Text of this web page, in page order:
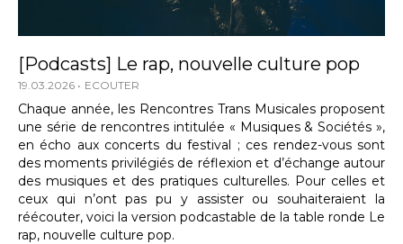
[Podcasts] Le rap, nouvelle culture pop
19.03.2026 ECOUTER
Chaque année, les Rencontres Trans Musicales proposent
une série de rencontres intitulée « Musiques & Sociétés »,
en écho aux concerts du festival ; ces rendez-vous sont
des moments privilégiés de réflexion et d’échange autour
des musiques et des pratiques culturelles. Pour celles et
ceux qui n’ont pas pu y assister ou souhaiteraient la
réécouter, voici la version podcastable de la table ronde Le
rap, nouvelle culture pop.